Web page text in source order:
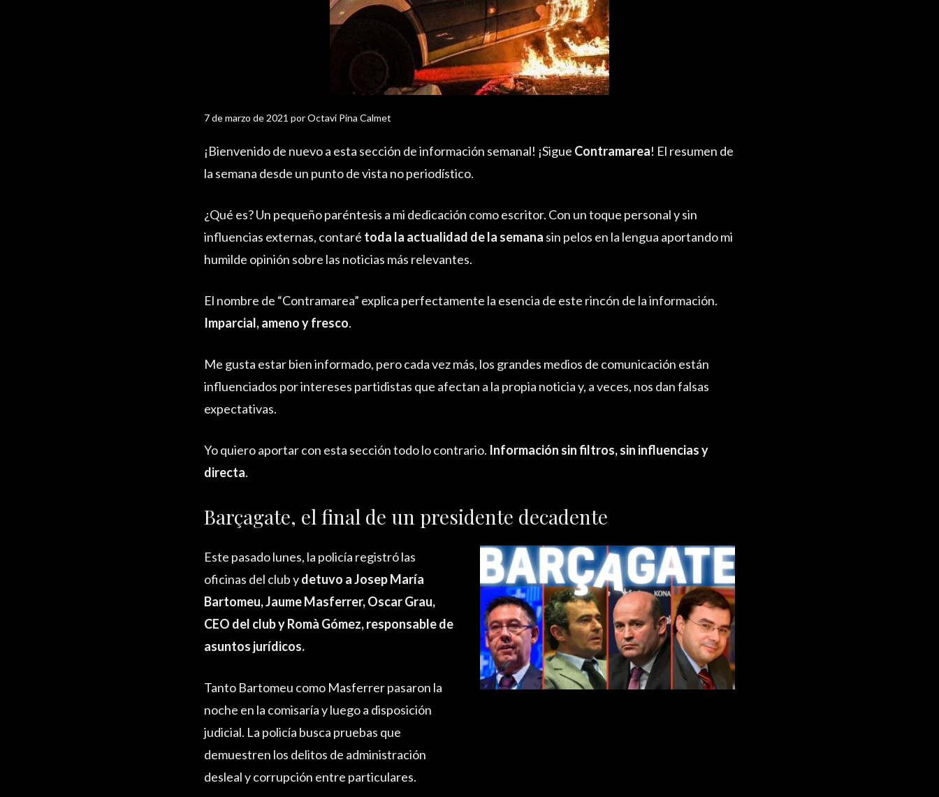
7 de marzo de 2021 porOctavi Pina Calmet
¡Bienvenido de nuevo a esta sección de información semanal! ¡Sigue Contramarea! El resumen de
la semana desde un punto de vista no periodístico.
¿Qué es? Un pequeño paréntesis a mi dedicación como escritor. Con un toque personal y sin
influencias externas, contaré toda la actualidad de la semana sin pelos en la lengua aportando mi
humilde opinión sobre las noticias más relevantes.
El nombre de “Contramarea” explica perfectamente la esencia de este rincón de la información.
Imparcial, ameno y fresco.
Me gusta estar bien informado, pero cada vez más, los grandes medios de comunicación están
influenciados por intereses partidistas que afectan a la propia noticia y, a veces, nos dan falsas
expectativas.
Yo quiero aportar con esta sección todo lo contrario. Información sin filtros, sin influencias y
directa.
Barçagate, el final de un presidente decadente
Este pasado lunes, la policía registró las
oficinas del club ydetuvo a Josep María
Bartomeu, Jaume Masferrer, Oscar Grau,
CEO del club y Romà Gómez, responsable de
asuntos jurídicos.
Tanto Bartomeu como Masferrer pasaron la
noche en la comisaría y luego a disposición
judicial. La policía busca pruebas que
demuestren los delitos de administración
desleal y corrupción entre particulares.